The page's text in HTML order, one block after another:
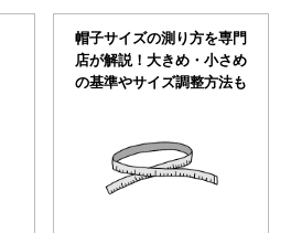
帽子サイズの測り方を専門
店が解説！大きめ・小さめ
の基準やサイズ調整方法も